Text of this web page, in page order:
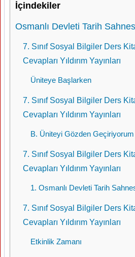
İçindekiler
Osmanlı Devleti Tarih
7. Sınıf Sosyal Bilgiler Ders
Cevapları Yıldırım Yayınları
Üniteye Başlarken
7. Sınıf Sosyal Bilgiler Ders
Cevapları Yıldırım Yayınları
B. Üniteyi Gözden Geçiriyorum
7. Sınıf Sosyal Bilgiler Ders
Cevapları Yıldırım Yayınları
1. Osmanlı Devleti Tarih
7. Sınıf Sosyal Bilgiler Ders
Cevapları Yıldırım Yayınları
Etkinlik Zamanı